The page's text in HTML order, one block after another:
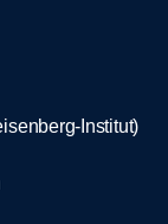
Institut)